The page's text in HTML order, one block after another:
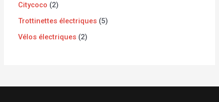
Citycoco
2
Trottinettes électriques 5
Vélos électriques 2